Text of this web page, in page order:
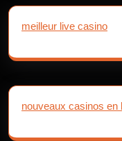
meilleur live casino
nouveaux casinos en